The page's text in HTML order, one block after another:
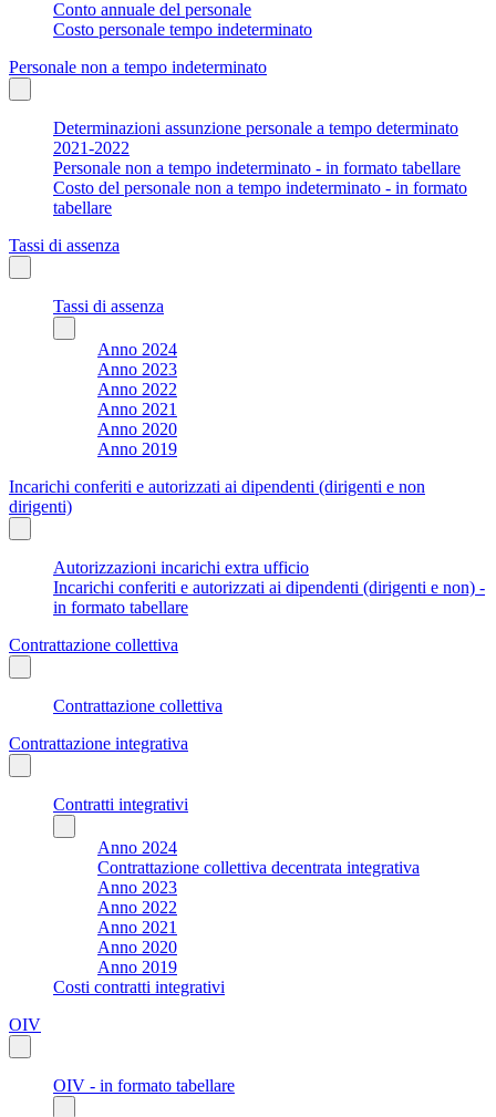
Conto annuale del personale
Costo personale tempo indeterminato
Personale non a tempo indeterminato
Determinazioni assunzione personale a tempo determinato
2021-2022
Personale non a tempo indeterminato - in formato tabellare
Costo del personale non a tempo indeterminato - in formato
tabellare
Tassi di assenza
Tassi di assenza
Anno 2024
Anno 2023
Anno 2022
Anno 2021
Anno 2020
Anno 2019
Incarichi conferiti e autorizzati ai dipendenti (dirigenti e non
dirigenti)
Autorizzazioni incarichi extra ufficio
Incarichi conferiti e autorizzati ai dipendenti (dirigenti e non) -
in formato tabellare
Contrattazione collettiva
Contrattazione collettiva
Contrattazione integrativa
Contratti integrativi
Anno 2024
Contrattazione collettiva decentrata integrativa
Anno 2023
Anno 2022
Anno 2021
Anno 2020
Anno 2019
Costi contratti integrativi
OIV
OIV - in formato tabellare